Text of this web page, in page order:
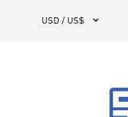
USD / US$ 